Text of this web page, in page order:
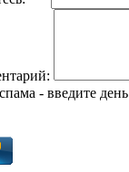
- введите